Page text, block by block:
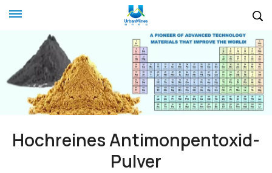
Hochreines Antimonpentoxid-
Pulver